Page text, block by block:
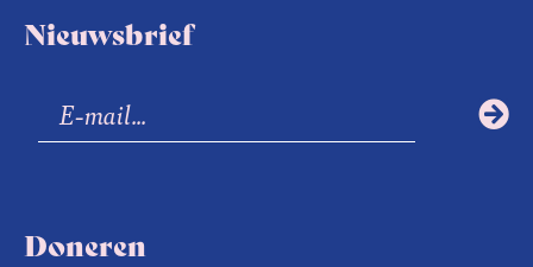
Nieuwsbrief
Doneren